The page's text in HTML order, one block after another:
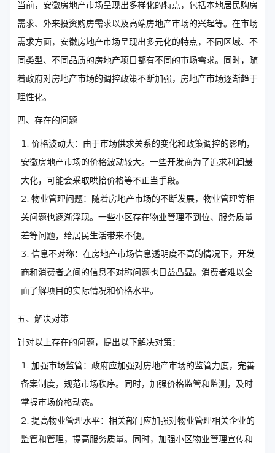
当前，安徽房地产市场呈现出多样化的特点，包括本地居民购房
需求、外来投资购房需求以及高端房地产市场的兴起等。在市场
需求方面，安徽房地产市场呈现出多元化的特点，不同区域、不
同类型、不同品质的房地产项目都有不同的市场需求。同时，随
着政府对房地产市场的调控政策不断加强，房地产市场逐渐趋于
理性化。
四、存在的问题
价格波动大：由于市场供求关系的变化和政策调控的影响，
安徽房地产市场的价格波动较大。一些开发商为了追求利润最
大化，可能会采取哄抬价格等不正当手段。
物业管理问题：随着房地产市场的不断发展，物业管理等相
关问题也逐渐浮现。一些小区存在物业管理不到位、服务质量
差等问题，给居民生活带来不便。
信息不对称：在房地产市场信息透明度不高的情况下，开发
商和消费者之间的信息不对称问题也日益凸显。消费者难以全
面了解项目的实际情况和价格水平。
五、解决对策
针对以上存在的问题，提出以下解决对策：
加强市场监管：政府应加强对房地产市场的监管力度，完善
备案制度，规范市场秩序。同时，加强价格监管和监测，及时
掌握市场价格动态。
提高物业管理水平：相关部门应加强对物业管理相关企业的
监管和管理，提高服务质量。同时，加强小区物业管理宣传和